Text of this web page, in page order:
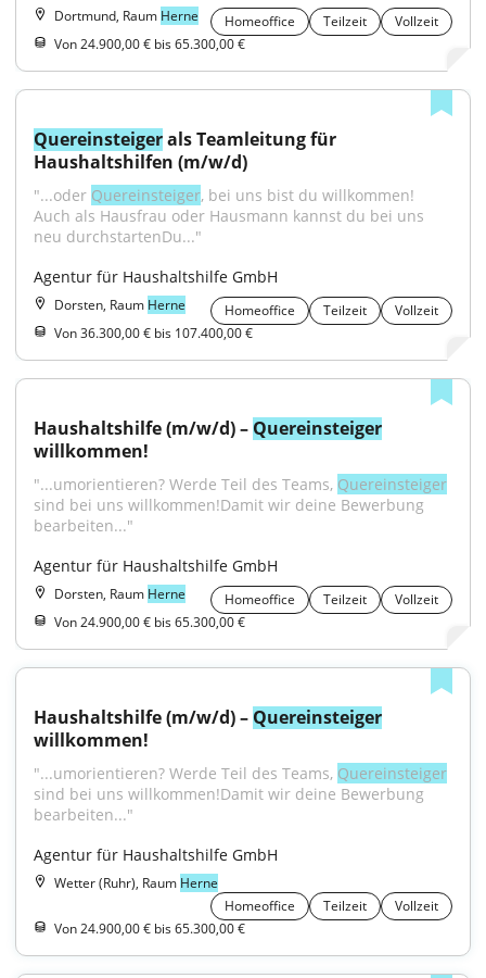
Dortmund, Raum Herne Homeoffice Teilzeit
Vollzeit
Von 24.900,00 € bis 65.300,00 €
Quereinsteiger als Teamleitung für
Haushaltshilfen (m/w/d)
"...oder Quereinsteiger, bei uns bist du willkommen!
Auch als Hausfrau oder Hausmann kannst du bei uns
neu durchstartenDu..."
Agentur für Haushaltshilfe GmbH
Dorsten, Raum Herne Homeoffice Teilzeit
Vollzeit
Von 36.300,00 € bis 107.400,00 €
Haushaltshilfe (m/w/d) – Quereinsteiger
willkommen!
"...umorientieren? Werde Teil des Teams, Quereinsteiger
sind bei uns willkommen!Damit wir deine Bewerbung
bearbeiten..."
Agentur für Haushaltshilfe GmbH
Dorsten, Raum Herne Homeoffice Teilzeit
Vollzeit
Von 24.900,00 € bis 65.300,00 €
Haushaltshilfe (m/w/d) – Quereinsteiger
willkommen!
"...umorientieren? Werde Teil des Teams, Quereinsteiger
sind bei uns willkommen!Damit wir deine Bewerbung
bearbeiten..."
Agentur für Haushaltshilfe GmbH
Wetter (Ruhr), Raum Herne
Homeoffice
Teilzeit
Vollzeit
Von 24.900,00 € bis 65.300,00 €